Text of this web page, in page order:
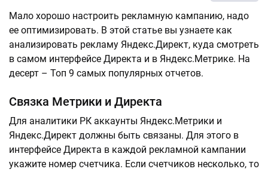
Мало хорошо настроить рекламную кампанию, надо
ее оптимизировать. В этой статье вы узнаете как
анализировать рекламу Яндекс.Директ, куда смотреть
в самом интерфейсе Директа и в Яндекс.Метрике. На
десерт – Топ 9 самых популярных отчетов.
Связка Метрики и Директа
Для аналитики РК аккаунты Яндекс.Метрики и
Яндекс.Директ должны быть связаны. Для этого в
интерфейсе Директа в каждой рекламной кампании
укажите номер счетчика. Если счетчиков несколько, то